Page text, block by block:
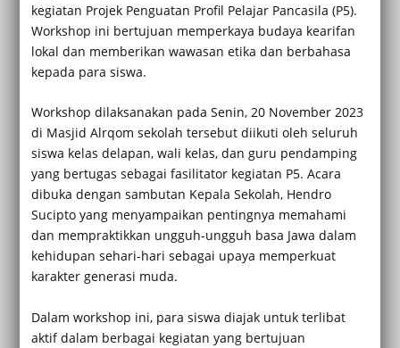
kegiatan Projek Penguatan Profil Pelajar Pancasila (P5).
Workshop ini bertujuan memperkaya budaya kearifan
lokal dan memberikan wawasan etika dan berbahasa
kepada para siswa.
Workshop dilaksanakan pada Senin, 20 November 2023
di Masjid Alrqom sekolah tersebut diikuti oleh seluruh
siswa kelas delapan, wali kelas, dan guru pendamping
yang bertugas sebagai fasilitator kegiatan P5. Acara
dibuka dengan sambutan Kepala Sekolah, Hendro
Sucipto yang menyampaikan pentingnya memahami
dan mempraktikkan ungguh-ungguh basa Jawa dalam
kehidupan sehari-hari sebagai upaya memperkuat
karakter generasi muda.
Dalam workshop ini, para siswa diajak untuk terlibat
aktif dalam berbagai kegiatan yang bertujuan